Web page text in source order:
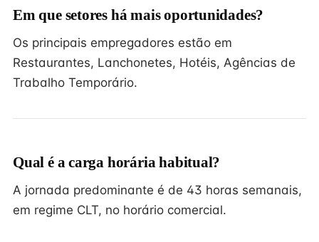
Em que setores há mais oportunidades?
Os principais empregadores estão em
Restaurantes, Lanchonetes, Hotéis, Agências de
Trabalho Temporário.
Qual é a carga horária habitual?
A jornada predominante é de 43 horas semanais,
em regime CLT, no horário comercial.